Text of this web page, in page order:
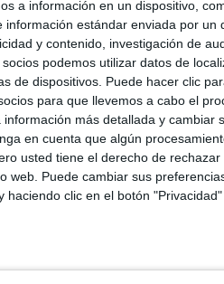
a información en un dispositivo,
estándar enviada por un
y contenido, investigación de
podemos utilizar datos de
de dispositivos. Puede hacer clic
para que llevemos a cabo el
más detallada y cambiar
en cuenta que algún
usted tiene el derecho de rechazar
web. Puede cambiar sus
clic en el botón